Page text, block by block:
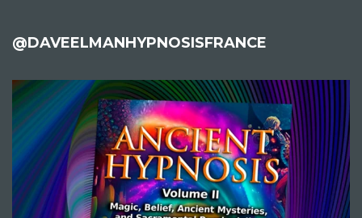
@DAVEELMANHYPNOSISFRANCE